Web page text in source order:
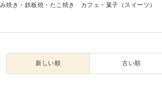
焼き・鉄板焼・たこ焼き カフェ・菓子（スイーツ）
新しい順 古い順